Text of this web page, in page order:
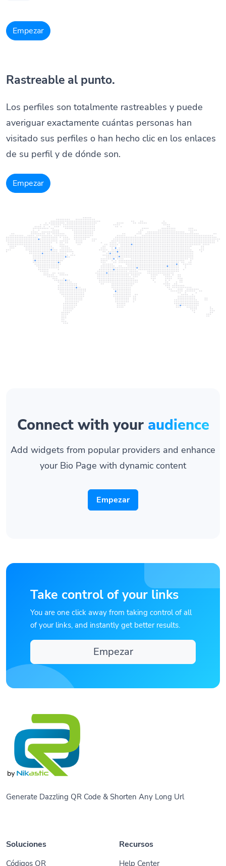
Empezar
Rastreable al punto.
Los perfiles son totalmente rastreables y puede
averiguar exactamente cuántas personas han
visitado sus perfiles o han hecho clic en los enlaces
de su perfil y de dónde son.
Empezar
Connect with your audience
Add widgets from popular providers and enhance
your Bio Page with dynamic content
Empezar
Take control of your links
You are one click away from taking control of all
of your links, and instantly get better results.
Empezar
Generate Dazzling QR Code & Shorten Any Long Url
Soluciones
Códigos QR
Recursos
Help Center